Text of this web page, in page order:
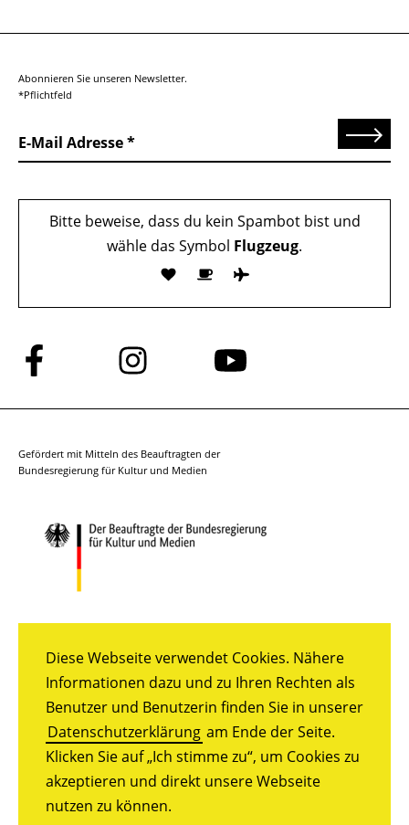
Diese Webseite verwendet Cookies. Nähere
Informationen dazu und zu Ihren Rechten als
Benutzer und Benutzerin finden Sie in unserer
Datenschutzerklärung am Ende der Seite.
Klicken Sie auf „Ich stimme zu“, um Cookies zu
akzeptieren und direkt unsere Webseite
nutzen zu können.
Abonnieren Sie unseren Newsletter.
*Pflichtfeld
E-Mail Adresse Senden
Bitte beweise, dass du kein Spambot bist und
wähle das Symbol Flugzeug.
Folge
uns
auf
Folge
uns
auf
Folge
auf
Gefördert mit Mitteln des Beauftragten der
Bundesregierung für Kultur und Medien